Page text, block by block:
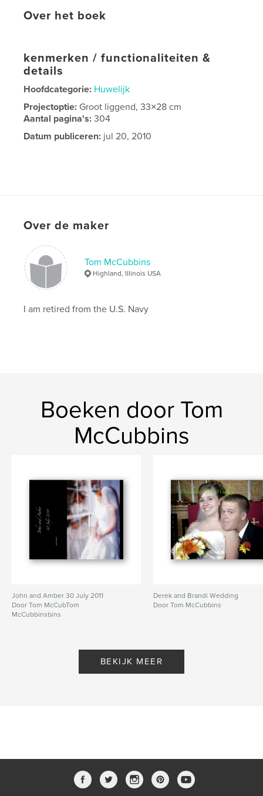
Over het boek
kenmerken / functionaliteiten &
details
Hoofdcategorie: Huwelijk
Projectoptie: Groot liggend, 33×28 cm
Aantal pagina's:304
Datum publiceren: jul 20, 2010
Over de maker
Tom McCubbins
Highland, Illinois USA
I am retired from the U.S. Navy
Boeken door Tom
McCubbins
John and Amber 30 July 2011
Door Tom McCubTom
McCubbinsbins
Derek and Brandi Wedding
Door Tom McCubbins
BEKIJK MEER